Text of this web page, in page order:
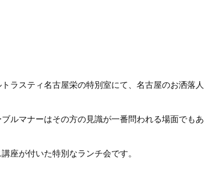
ラスティ名古屋栄の特別室にて、名古屋のお洒落人
ルマナーはその方の見識が一番問われる場面でもあ
座が付いた特別なランチ会です。